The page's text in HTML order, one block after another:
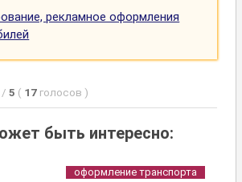
рекламное оформления
/ 5 ( 17 голосов )
быть интересно:
оформление транспорта